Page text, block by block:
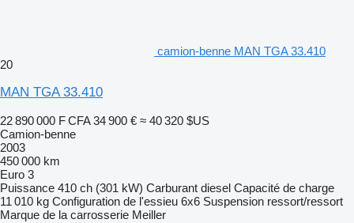
camion-benne MAN TGA 33.410
20
MAN TGA 33.410
22 890 000 F CFA 34 900 € ≈ 40 320 $US
Camion-benne
2003
450 000 km
Euro 3
Puissance 410 ch (301 kW) Carburant diesel Capacité de charge
11 010 kg Configuration de l'essieu 6x6 Suspension ressort/ressort
Marque de la carrosserie Meiller